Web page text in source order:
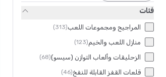
فئات
المراجيح ومجموعات اللعب(
313
)
منازل اللعب والخيم(
123
)
الزحليقات وألعاب التوازن (سيسو)(
68
)
قلعات القفز القابلة للنفخ(
46
)